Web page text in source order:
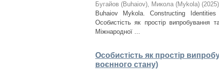
Бугайов (Buhaiov), Микола (Mykola) (2025)
Buhaiov Mykola. Constructing
Особистість як простір випробування
Міжнародної ...
Особистість як простір
воєнного стану)